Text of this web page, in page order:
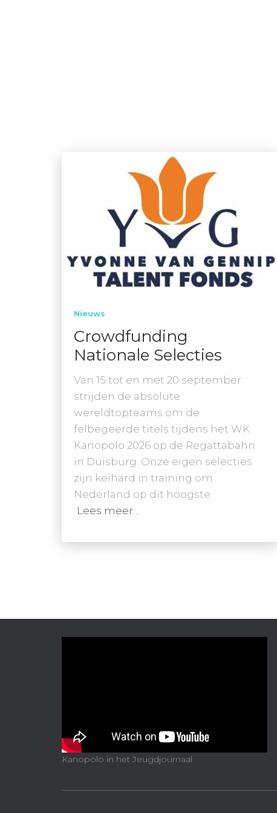
Nieuws
Crowdfunding
Nationale Selecties
Van 15 tot en met 20 september
strijden de absolute
wereldtopteams om de
felbegeerde titels tijdens het WK
Kanopolo 2026 op de Regattabahn
in Duisburg. Onze eigen selecties
zijn keihard in training om
Nederland op dit hoogste
Lees meer…
Kanopolo in het Jeugdjournaal